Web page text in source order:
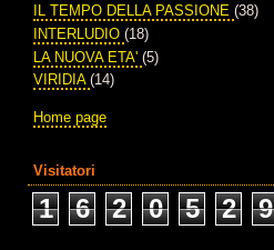
IL TEMPO DELLA PASSIONE (38)
INTERLUDIO (18)
LA NUOVA ETA' (5)
VIRIDIA (14)
Home page
Visitatori
1 6 2 0 5 2 9